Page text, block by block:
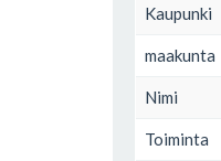
Kaupunki
maakunta
Nimi
Toiminta